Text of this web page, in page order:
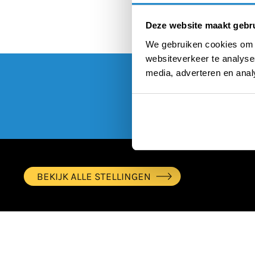
Deze website maakt
We gebruiken cookies
websiteverkeer te
media, adverteren en
BEKIJK ALLE STELLINGEN